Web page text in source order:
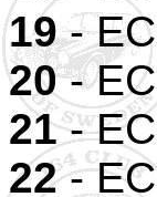
19-
20-
21-
22-